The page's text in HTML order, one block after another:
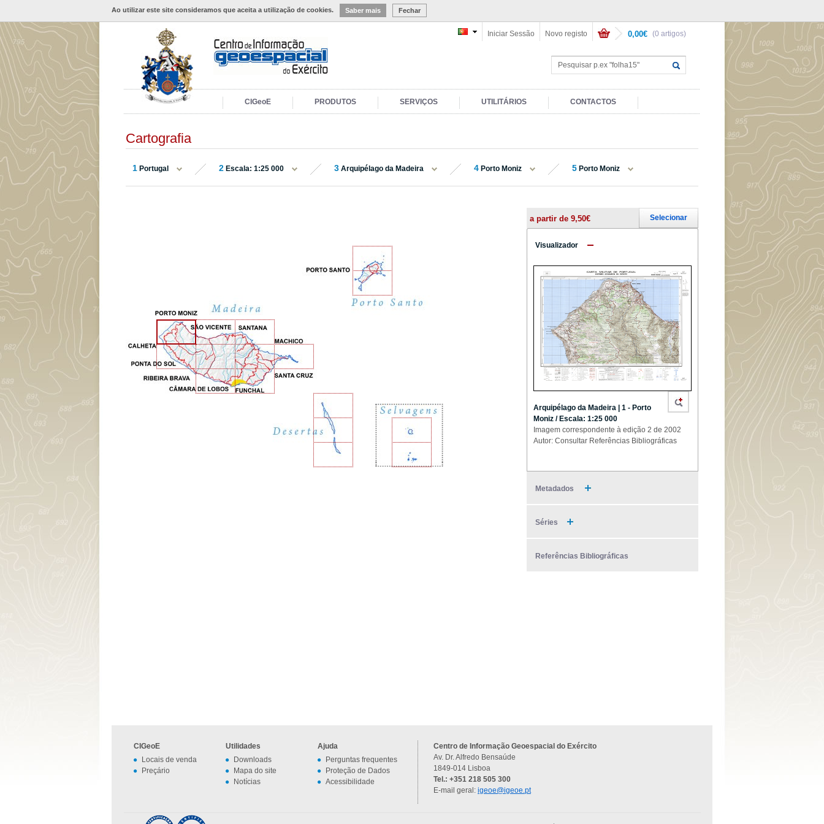
Ao utilizar este site consideramos que aceita a utilização de cookies. Saber mais Fechar
(0 artigos)
0,00€
Novo registo
Iniciar Sessão
CIGeoE PRODUTOS SERVIÇOS UTILITÁRIOS CONTACTOS
Cartografia
1 Portugal 2 Escala: 1:25 000 3 Arquipélago da Madeira 4 Porto Moniz 5 Porto Moniz
a partir de 9,50€ Selecionar
Visualizador
Arquipélago da Madeira | 1 - Porto
Moniz / Escala: 1:25 000
Imagem correspondente à edição 2 de 2002
Autor: Consultar Referências Bibliográficas
Metadados
Séries
Referências Bibliográficas
CIGeoE
Locais de venda
Preçário
Utilidades
Downloads
Mapa do site
Notícias
Ajuda
Perguntas frequentes
Proteção de Dados
Acessibilidade
Centro de Informação Geoespacial do Exército
Av. Dr. Alfredo Bensaúde
1849-014 Lisboa
Tel.: +351 218 505 300
E-mail geral: igeoe@igeoe.pt